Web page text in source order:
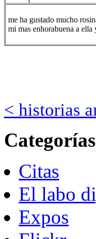
me ha gustado mucho
mi mas enhorabuena a ella
< historias
Categorías
Citas
El labo
Expos